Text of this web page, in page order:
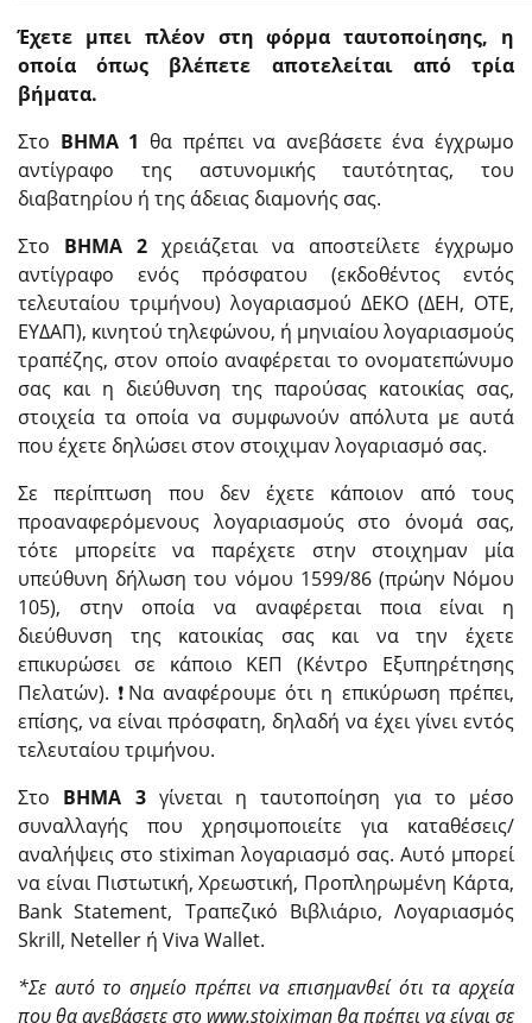
Έχετε μπει πλέον στη φόρμα ταυτοποίησης, η
οποία όπως βλέπετε αποτελείται από τρία
βήματα.
Στο ΒΗΜΑ 1 θα πρέπει να ανεβάσετε ένα έγχρωμο
αντίγραφο της αστυνομικής ταυτότητας, του
διαβατηρίου ή της άδειας διαμονής σας.
Στο ΒΗΜΑ 2 χρειάζεται να αποστείλετε έγχρωμο
αντίγραφο ενός πρόσφατου (εκδοθέντος εντός
τελευταίου τριμήνου) λογαριασμού ΔΕΚΟ (ΔΕΗ, ΟΤΕ,
ΕΥΔΑΠ), κινητού τηλεφώνου, ή μηνιαίου λογαριασμούς
τραπέζης, στον οποίο αναφέρεται το ονοματεπώνυμο
σας και η διεύθυνση της παρούσας κατοικίας σας,
στοιχεία τα οποία να συμφωνούν απόλυτα με αυτά
που έχετε δηλώσει στον στοιχιμαν λογαριασμό σας.
Σε περίπτωση που δεν έχετε κάποιον από τους
προαναφερόμενους λογαριασμούς στο όνομά σας,
τότε μπορείτε να παρέχετε στην στοιχημαν μία
υπεύθυνη δήλωση του νόμου 1599/86 (πρώην Νόμου
105), στην οποία να αναφέρεται ποια είναι η
διεύθυνση της κατοικίας σας και να την έχετε
επικυρώσει σε κάποιο ΚΕΠ (Κέντρο Εξυπηρέτησης
Πελατών). ❗Να αναφέρουμε ότι η επικύρωση πρέπει,
επίσης, να είναι πρόσφατη, δηλαδή να έχει γίνει εντός
τελευταίου τριμήνου.
Στο ΒΗΜΑ 3γίνεται η ταυτοποίηση για το μέσο
συναλλαγής που χρησιμοποιείτε για καταθέσεις/
αναλήψεις στο stiximan λογαριασμό σας. Αυτό μπορεί
να είναι Πιστωτική, Χρεωστική, Προπληρωμένη Κάρτα,
Bank Statement, Τραπεζικό Βιβλιάριο, Λογαριασμός
Skrill, Neteller ή Viva Wallet.
*Σε αυτό το σημείο πρέπει να επισημανθεί ότι τα αρχεία
που θα ανεβάσετε στο www.stoiximan θα πρέπει να είναι σε